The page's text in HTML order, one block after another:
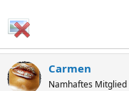
Carmen
Namhaftes Mitglied